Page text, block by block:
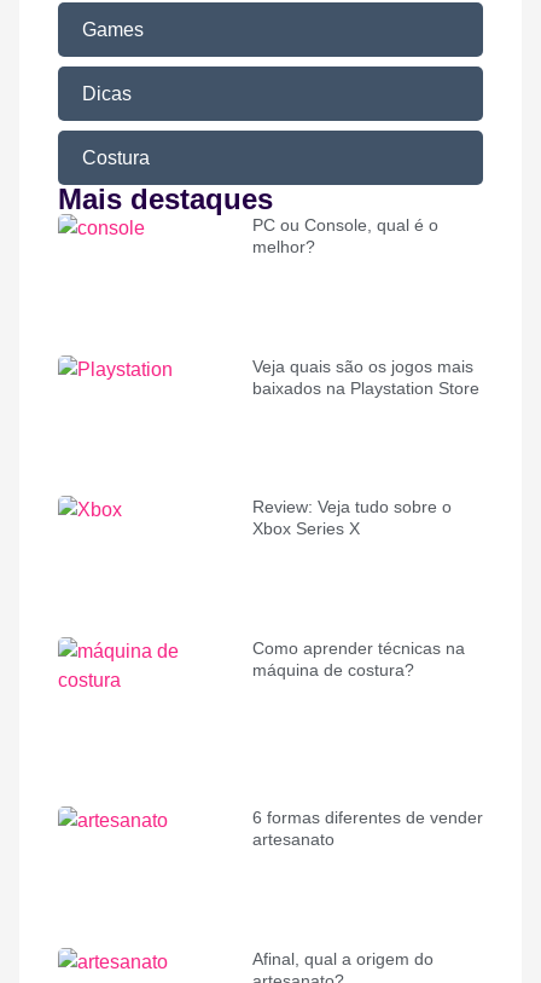
Games
Dicas
Costura
Mais destaques
PC ou Console, qual é o
melhor?
Veja quais são os jogos mais
baixados na Playstation Store
Review: Veja tudo sobre o
Xbox Series X
Como aprender técnicas na
máquina de costura?
6 formas diferentes de vender
artesanato
Afinal, qual a origem do